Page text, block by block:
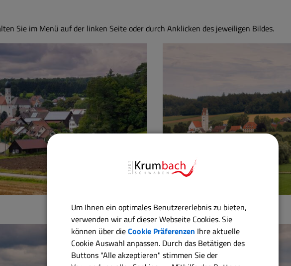
Sie im Menü auf der linken Seite oder durch Anklicken des jeweiligen Bildes.
Billenhausen
Georg Drexel
Um Ihnen ein optimales Benutzererlebnis zu bieten,
verwenden wir auf dieser Webseite Cookies. Sie
können über dieCookie Präferenzen Ihre aktuelle
Cookie Auswahl anpassen. Durch das Betätigen des
Buttons "Alle akzeptieren" stimmen Sie der